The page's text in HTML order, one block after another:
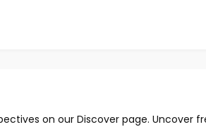
on our Discover page. Uncover